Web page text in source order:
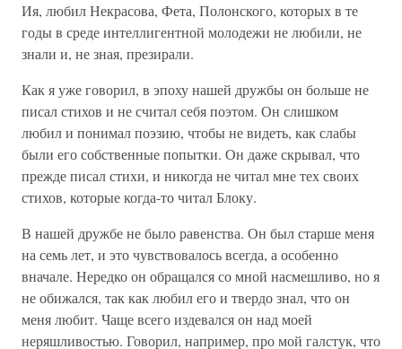
Ия, любил Некрасова, Фета, Полонского, которых в те
годы в среде интеллигентной молодежи не любили, не
знали и, не зная, презирали.
Как я уже говорил, в эпоху нашей дружбы он больше не
писал стихов и не считал себя поэтом. Он слишком
любил и понимал поэзию, чтобы не видеть, как слабы
были его собственные попытки. Он даже скрывал, что
прежде писал стихи, и никогда не читал мне тех своих
стихов, которые когда-то читал Блоку.
В нашей дружбе не было равенства. Он был старше меня
на семь лет, и это чувствовалось всегда, а особенно
вначале. Нередко он обращался со мной насмешливо, но я
не обижался, так как любил его и твердо знал, что он
меня любит. Чаще всего издевался он над моей
неряшливостью. Говорил, например, про мой галстук, что